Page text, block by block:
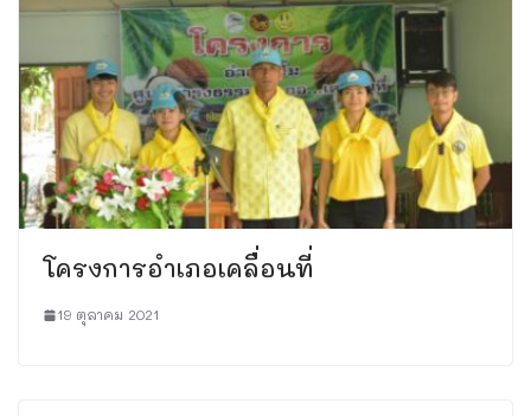
โครงการอำเภอเคลื่อนที่
19 ตุลาคม 2021